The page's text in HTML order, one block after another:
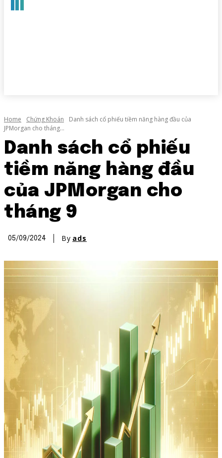
Home Chứng Khoán
Danh sách cổ phiếu tiềm năng hàng đầu của
JPMorgan cho tháng...
Danh sách cổ phiếu
tiềm năng hàng đầu
của JPMorgan cho
tháng 9
05/09/2024 By ads